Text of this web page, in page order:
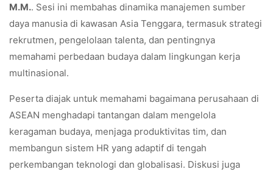
M.M.. Sesi ini membahas dinamika manajemen sumber
daya manusia di kawasan Asia Tenggara, termasuk strategi
rekrutmen, pengelolaan talenta, dan pentingnya
memahami perbedaan budaya dalam lingkungan kerja
multinasional.
Peserta diajak untuk memahami bagaimana perusahaan di
ASEAN menghadapi tantangan dalam mengelola
keragaman budaya, menjaga produktivitas tim, dan
membangun sistem HR yang adaptif di tengah
perkembangan teknologi dan globalisasi. Diskusi juga